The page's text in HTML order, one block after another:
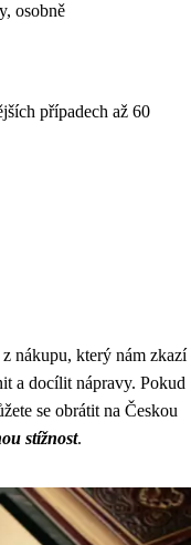
osobně
případech až 60
nákupu, který nám zkazí
a docílit nápravy. Pokud
se obrátit na Českou
stížnost.